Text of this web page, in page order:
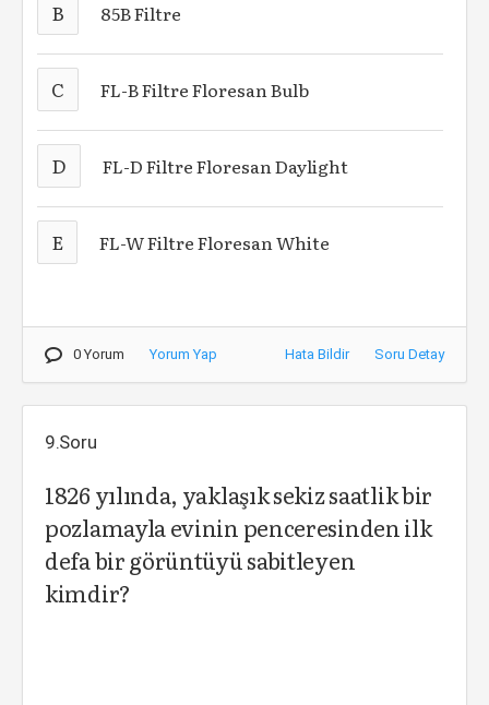
B 85B Filtre
C FL-B Filtre Floresan Bulb
D FL-D Filtre Floresan Daylight
E FL-W Filtre Floresan White
0 Yorum Yorum Yap Hata Bildir Soru Detay
9.Soru
1826 yılında, yaklaşık sekiz saatlik bir
pozlamayla evinin penceresinden ilk
defa bir görüntüyü sabitleyen
kimdir?